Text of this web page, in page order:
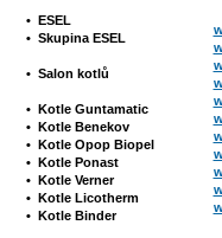
• ESEL
• Skupina ESEL
• Salon kotlů
• Kotle Guntamatic
• Kotle Benekov
• Kotle Opop Biopel
• Kotle Ponast
• Kotle Verner
• Kotle Licotherm
• Kotle Binder